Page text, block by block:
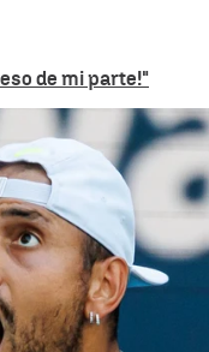
de mi parte!"
de final de Wimbledon |